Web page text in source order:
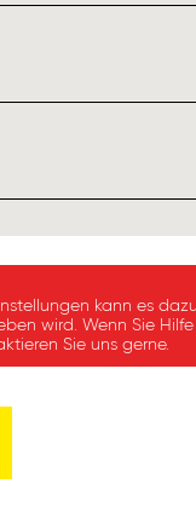
kann es
wird. Wenn Sie
Sie uns gerne.